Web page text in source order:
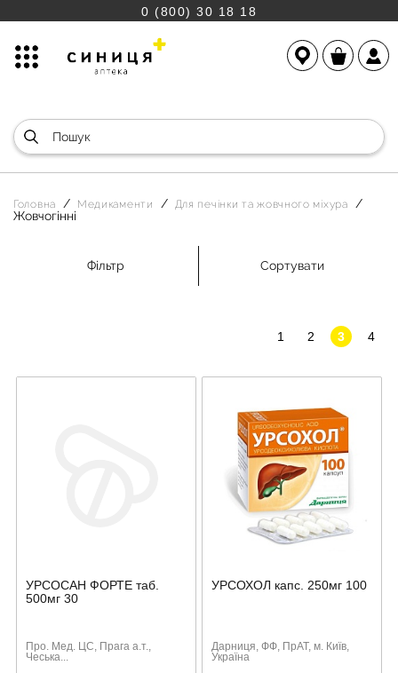
0 (800) 30 18 18
Головна Медикаменти Для печінки та жовчного міхура
Жовчогінні
Фільтр Сортувати
1 2 3 4
УРСОСАН ФОРТЕ таб.
500мг 30
Про. Мед. ЦС, Прага а.т.,
Чеська...
УРСОХОЛ капс. 250мг 100
Дарниця, ФФ, ПрАТ, м. Київ,
Україна